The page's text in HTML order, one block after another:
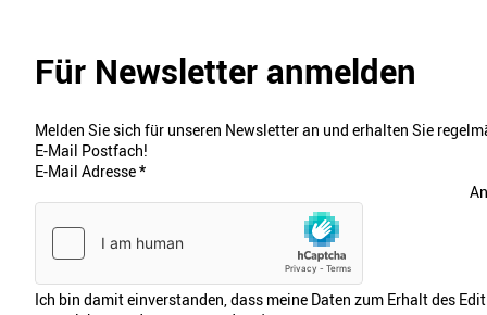
Für Newsletter anmelden
Melden Sie sich für unseren Newsletter an und erhalten Sie
E-Mail Postfach!
E-Mail Adresse*
Ich bin damit einverstanden, dass meine Daten zum Erhalt des